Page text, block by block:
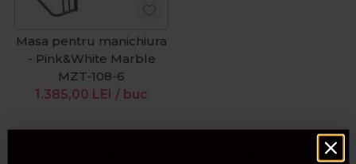
Masa pentru manichiura
- Pink&White Marble
MZT-108-6
1.385,00 LEI / buc